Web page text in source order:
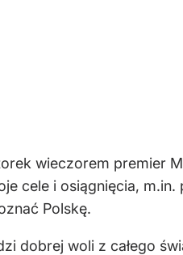
wieczorem premier
cele i osiągnięcia,
Polskę.
dobrej woli z całego